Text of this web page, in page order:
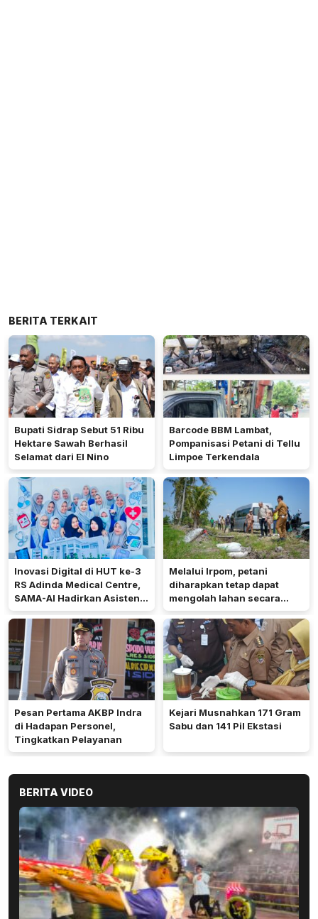
BERITA TERKAIT
Bupati Sidrap Sebut 51 Ribu
Hektare Sawah Berhasil
Selamat dari El Nino
Barcode BBM Lambat,
Pompanisasi Petani di Tellu
Limpoe Terkendala
Inovasi Digital di HUT ke-3
RS Adinda Medical Centre,
SAMA-AI Hadirkan Asisten
Gizi Berbasis AI
Melalui Irpom, petani
diharapkan tetap dapat
mengolah lahan secara
optimal meski di tengah
keterbatasan air.
Pesan Pertama AKBP Indra
di Hadapan Personel,
Tingkatkan Pelayanan
Kejari Musnahkan 171 Gram
Sabu dan 141 Pil Ekstasi
BERITA VIDEO